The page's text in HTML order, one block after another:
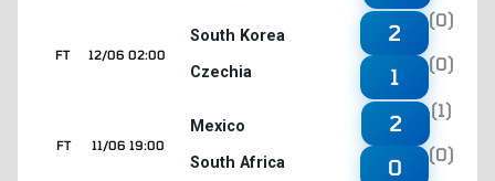
12/06 02:00
FT
South Korea
Czechia
2
(0)
1
(0)
11/06 19:00
FT
Mexico
South Africa
2
(1)
0
(0)